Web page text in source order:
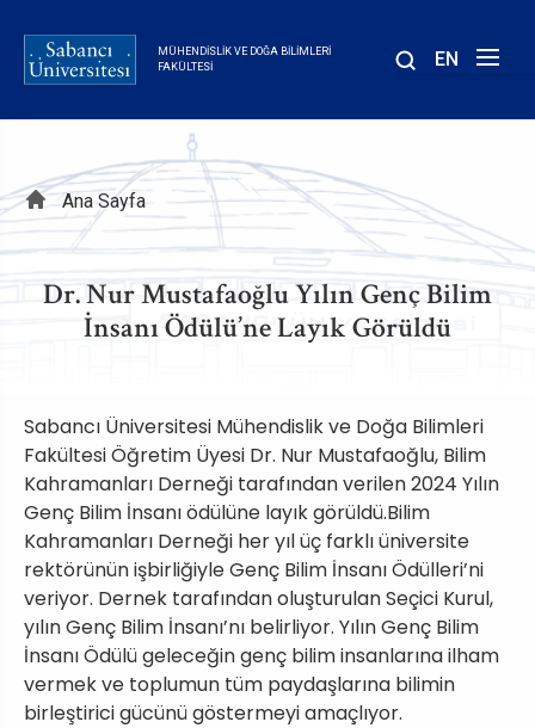
içeriğe
atla
MÜHENDISLIK VE DOĞA BILIMLERI
FAKÜLTESI
EN
Sayfa
yolu
Ana Sayfa
Dr. Nur Mustafaoğlu Yılın Genç Bilim
İnsanı Ödülü’ne Layık Görüldü
Sabancı Üniversitesi Mühendislik ve Doğa Bilimleri
Fakültesi Öğretim Üyesi Dr. Nur Mustafaoğlu, Bilim
Kahramanları Derneği tarafından verilen 2024 Yılın
Genç Bilim İnsanı ödülüne layık görüldü.Bilim
Kahramanları Derneği her yıl üç farklı üniversite
rektörünün işbirliğiyle Genç Bilim İnsanı Ödülleri’ni
veriyor. Dernek tarafından oluşturulan Seçici Kurul,
yılın Genç Bilim İnsanı’nı belirliyor. Yılın Genç Bilim
İnsanı Ödülü geleceğin genç bilim insanlarına ilham
vermek ve toplumun tüm paydaşlarına bilimin
birleştirici gücünü göstermeyi amaçlıyor.